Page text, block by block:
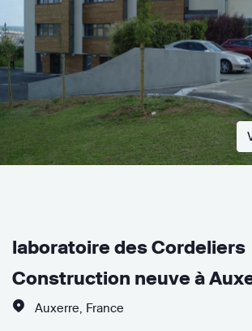
laboratoire des Cordeliers
Construction neuve à
Auxerre France